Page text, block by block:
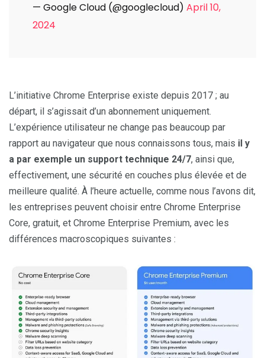
— Google Cloud (@googlecloud) April 10,
2024
L’initiative Chrome Enterprise existe depuis 2017 ; au
départ, il s’agissait d’un abonnement uniquement.
L’expérience utilisateur ne change pas beaucoup par
rapport au navigateur que nous connaissons tous, mais il y
a par exemple un support technique 24/7, ainsi que,
effectivement, une sécurité en couches plus élevée et de
meilleure qualité. À l’heure actuelle, comme nous l’avons dit,
les entreprises peuvent choisir entre Chrome Enterprise
Core, gratuit, et Chrome Enterprise Premium, avec les
différences macroscopiques suivantes :